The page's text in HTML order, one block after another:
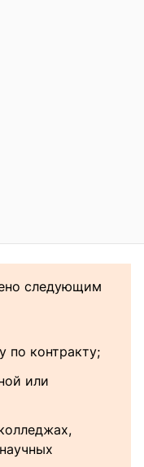
следующим
по контракту;
или